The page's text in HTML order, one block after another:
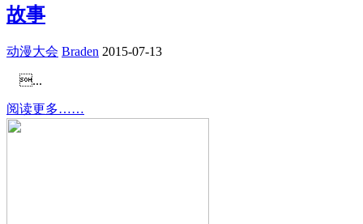
故事
动漫大会 Braden 2015-07-13
...
阅读更多……